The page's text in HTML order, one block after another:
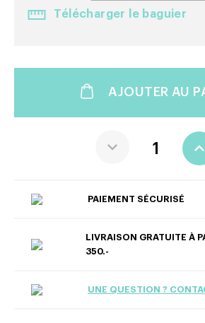
Télécharger le baguier
AJOUTER AU
PAIEMENT SÉCURISÉ
LIVRAISON GRATUITE À
350.-
UNE QUESTION ?